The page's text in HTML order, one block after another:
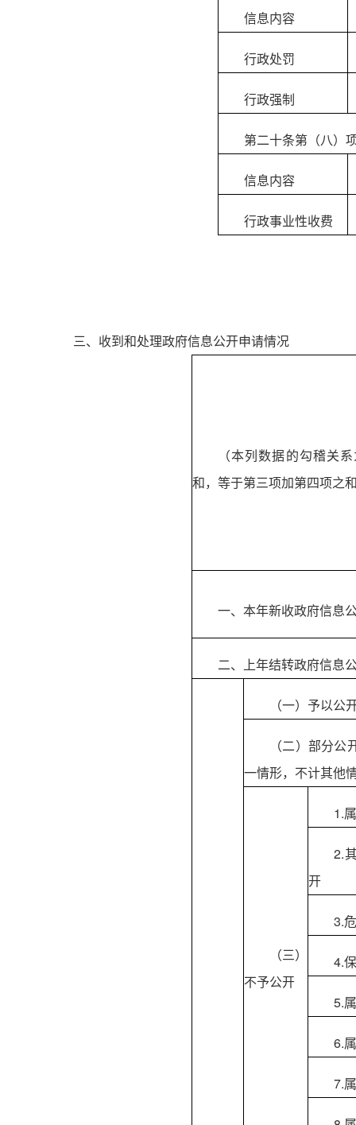
信息内容
行政处罚
行政强制
第二十条第（八）
信息内容
行政事业性收费
三、收到和处理政府信息公开申请情况
（本列数据的勾稽关
和，等于第三项加第四项之
一、本年新收政府信息
二、上年结转政府信息
（一）予以公
（二）部分
一情形，不计其他
（三）
不予公开
1.
2.
开
3.
4.
5.
6.
7.